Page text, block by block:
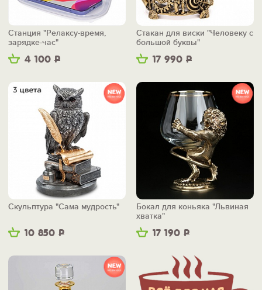
4 100 Р
Станция "Релаксу-время,
зарядке-час"
17 990 Р
Стакан для виски "Человеку с
большой буквы"
10 850 Р
Скульптура "Сама мудрость"
17 190 Р
Бокал для коньяка "Львиная
хватка"